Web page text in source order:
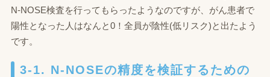
N‐NOSE検査を行ってもらったようなのですが、がん患者で
陽性となった人はなんと0！全員が陰性(低リスク)と出たよう
です。
3-1. N-NOSEの精度を検証するための